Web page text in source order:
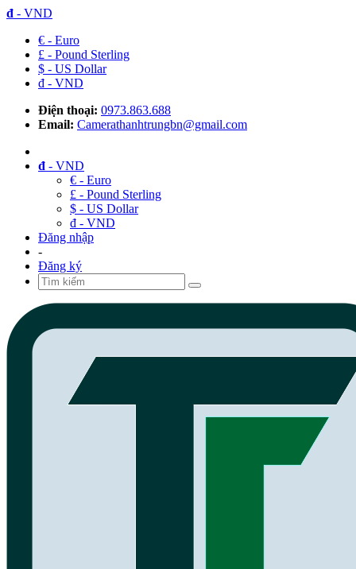
đ - VND
€ - Euro
£ - Pound Sterling
$ - US Dollar
đ - VND
Điện thoại: 0973.863.688
Email: Camerathanhtrungbn@gmail.com
đ - VND
€ - Euro
£ - Pound Sterling
$ - US Dollar
đ - VND
Đăng nhập
-
Đăng ký